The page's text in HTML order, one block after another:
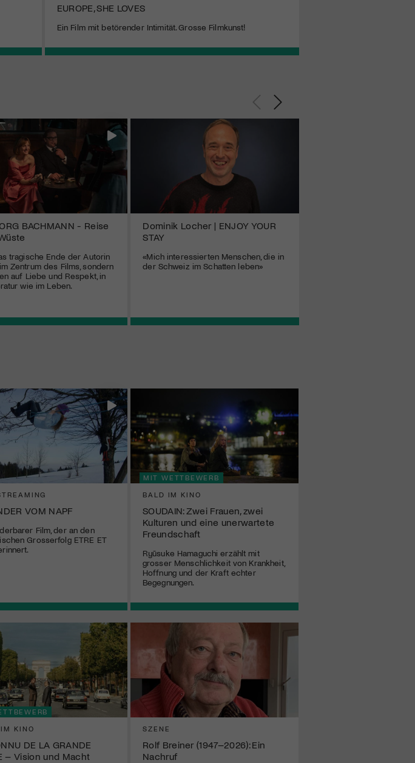
EUROPE, SHE LOVES
Ein Film mit betörender Intimität. Grosse Filmkunst!
BACHMANN - Reise
tragische Ende der Autorin
Zentrum des Films, sondern
auf Liebe und Respekt, in
wie im Leben.
Dominik Locher | ENJOY YOUR
STAY
«Mich interessierten Menschen, die in
der Schweiz im Schatten leben»
VOM NAPF
Film, der an den
Grosserfolg ETRE ET
MIT WETTBEWERB
BALD IM KINO
SOUDAIN: Zwei Frauen, zwei
Kulturen und eine unerwartete
Freundschaft
Ryūsuke Hamaguchi erzählt mit
grosser Menschlichkeit von Krankheit,
Hoffnung und der Kraft echter
Begegnungen.
KINO
DE LA GRANDE
– Vision und Macht
SZENE
Rolf Breiner (1947–2026): Ein
Nachruf